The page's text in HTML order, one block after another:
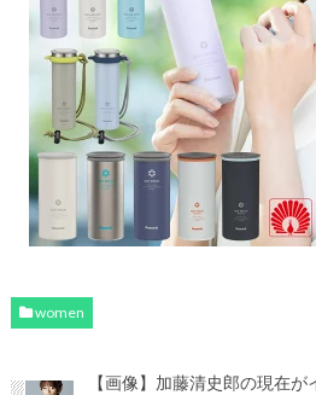
women
【画像】加藤清史郎の現在